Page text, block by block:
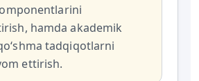
hamda akademik
tadqiqotlarni
ettirish.